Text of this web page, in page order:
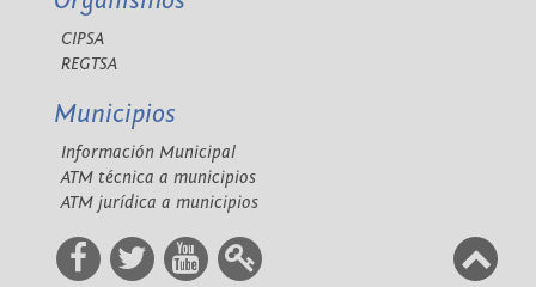
CIPSA
REGTSA
Municipios
Información Municipal
ATM técnica a municipios
ATM jurídica a municipios